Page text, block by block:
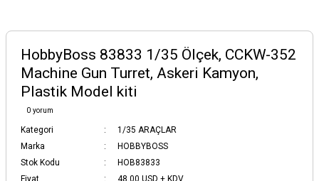
HobbyBoss 83833 1/35 Ölçek, CCKW-352
Machine Gun Turret, Askeri Kamyon,
Plastik Model kiti
0 yorum
Kategori
1/35 ARAÇLAR
Marka
HOBBYBOSS
Stok Kodu
HOB83833
Fiyat
48,00 USD + KDV